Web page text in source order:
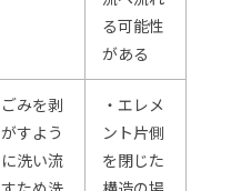
る可能性
がある
ごみを剥
がすよう
に洗い流
・エレメ
ント片側
を閉じた